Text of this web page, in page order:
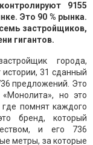
9155
Это 90 % рынка.
застройщиков,
гигантов.
города,
31 сданный
предложений. Это
но это
где помнят каждого
бренд, который
и его 736
метры, за которые